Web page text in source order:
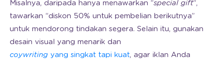
Misalnya, daripada hanya menawarkan “special gift“,
tawarkan “diskon 50% untuk pembelian berikutnya”
untuk mendorong tindakan segera. Selain itu, gunakan
desain visual yang menarik dan
coywriting yang singkat tapi kuat, agar iklan Anda